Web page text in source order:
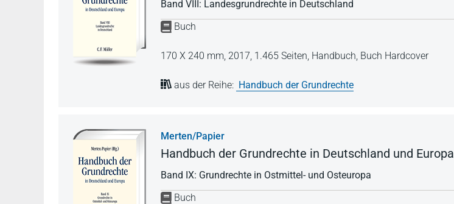
Band VIII: Landesgrundrechte in Deutschland
Buch
170 X 240 mm, 2017, 1.465 Seiten, Handbuch, Buch Hardcover
aus der Reihe: Handbuch der Grundrechte
Merten/Papier
Handbuch der Grundrechte in Deutschland und Europa
Band IX: Grundrechte in Ostmittel- und Osteuropa
Buch